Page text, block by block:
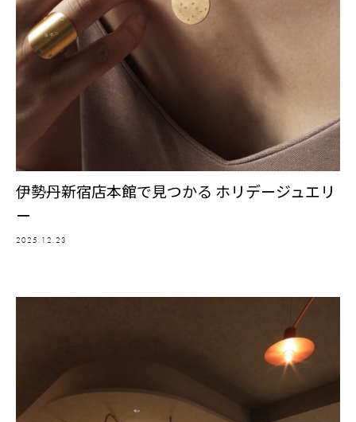
伊勢丹新宿店本館で見つかる ホリデージュエリ
ー
2025.12.23